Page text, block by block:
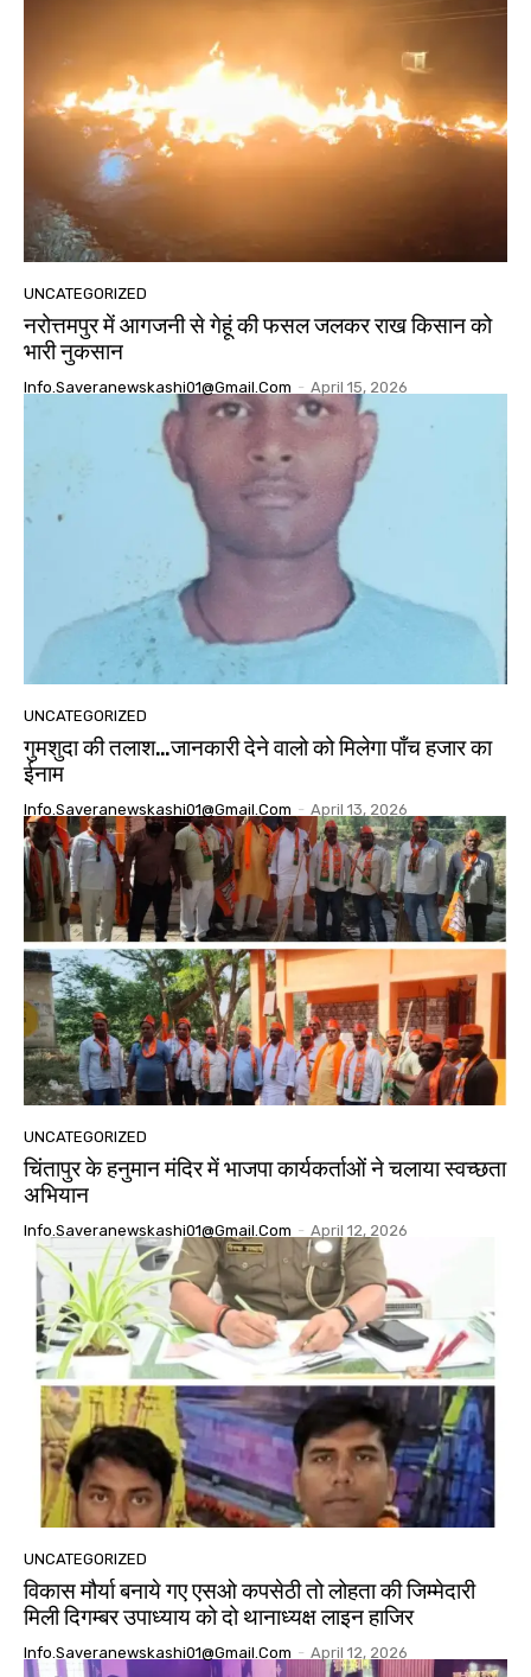
UNCATEGORIZED
नरोत्तमपुर में आगजनी से गेहूं की फसल जलकर राख किसान को
भारी नुकसान
Info.saveranewskashi01@gmail.com - April 15, 2026
UNCATEGORIZED
गुमशुदा की तलाश…जानकारी देने वालो को मिलेगा पाँच हजार का
ईनाम
Info.saveranewskashi01@gmail.com - April 13, 2026
UNCATEGORIZED
चिंतापुर के हनुमान मंदिर में भाजपा कार्यकर्ताओं ने चलाया स्वच्छता
अभियान
Info.saveranewskashi01@gmail.com - April 12, 2026
UNCATEGORIZED
विकास मौर्या बनाये गए एसओ कपसेठी तो लोहता की जिम्मेदारी
मिली दिगम्बर उपाध्याय को दो थानाध्यक्ष लाइन हाजिर
Info.saveranewskashi01@gmail.com - April 12, 2026